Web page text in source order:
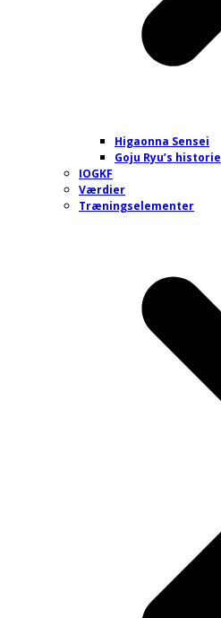
Higaonna Sensei
Goju Ryu’s historie
IOGKF
Værdier
Træningselementer